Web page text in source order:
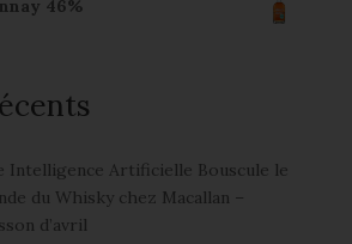
46%
Intelligence Artificielle Bouscule le
du Whisky chez Macallan –
d’avril